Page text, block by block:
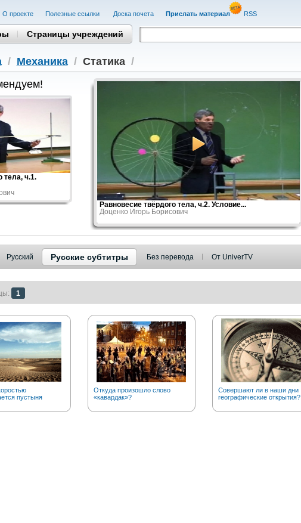
О проекте Полезные cсылки Доска почета Прислать материал RSS
Страницы учреждений
/ Механика/ Статика/
тела, ч.1.
Равновесие твёрдого тела, ч.2. Условие...
Доценко Игорь Борисович
Русский Русские субтитры Без перевода От UniverTV
1
пустыня
Откуда произошло слово
«кавардак»?
Совершают ли в наши дни
географические открытия?